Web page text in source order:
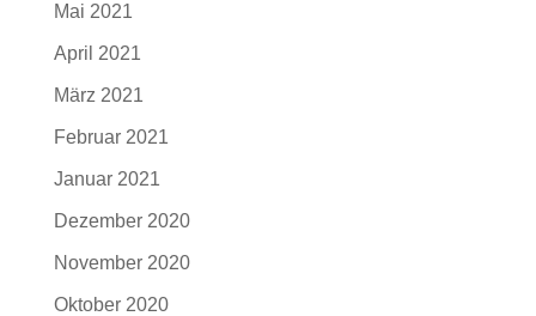
Mai 2021
April 2021
März 2021
Februar 2021
Januar 2021
Dezember 2020
November 2020
Oktober 2020